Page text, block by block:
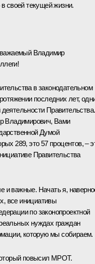
своей текущей жизни.
Владимир
в законодательном
последних лет,
Правительства.
Владимирович, Вами
Думой
289, это 57 процентов, –
Правительства
и важные. Начать я,
все инициативы
по законопроектной
нуждах граждан
которую мы собираем.
повысил МРОТ.